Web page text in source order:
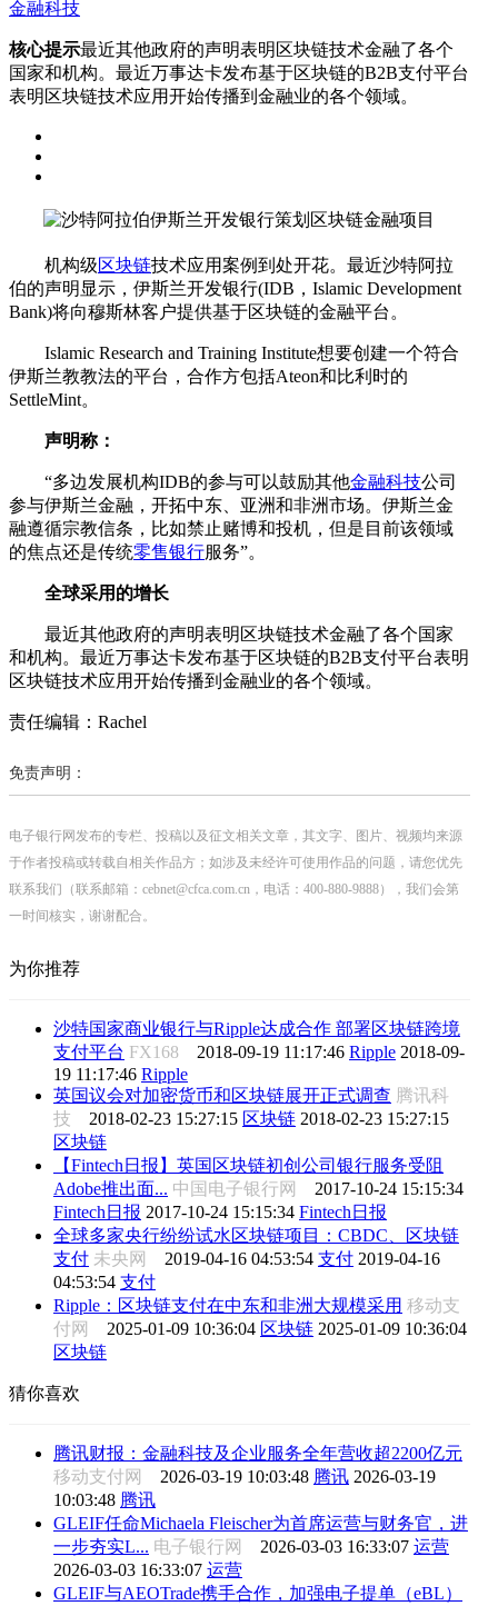
金融科技
核心提示最近其他政府的声明表明区块链技术金融了各个
国家和机构。最近万事达卡发布基于区块链的B2B支付平台
表明区块链技术应用开始传播到金融业的各个领域。
机构级区块链技术应用案例到处开花。最近沙特阿拉
伯的声明显示，伊斯兰开发银行(IDB，Islamic Development
Bank)将向穆斯林客户提供基于区块链的金融平台。
Islamic Research and Training Institute想要创建一个符合
伊斯兰教教法的平台，合作方包括Ateon和比利时的
SettleMint。
声明称：
“多边发展机构IDB的参与可以鼓励其他金融科技公司
参与伊斯兰金融，开拓中东、亚洲和非洲市场。伊斯兰金
融遵循宗教信条，比如禁止赌博和投机，但是目前该领域
的焦点还是传统零售银行服务”。
全球采用的增长
最近其他政府的声明表明区块链技术金融了各个国家
和机构。最近万事达卡发布基于区块链的B2B支付平台表明
区块链技术应用开始传播到金融业的各个领域。
责任编辑：Rachel
免责声明：
电子银行网发布的专栏、投稿以及征文相关文章，其文字、图片、视频均来源
于作者投稿或转载自相关作品方；如涉及未经许可使用作品的问题，请您优先
联系我们（联系邮箱：cebnet@cfca.com.cn，电话：400-880-9888），我们会第
一时间核实，谢谢配合。
为你推荐
沙特国家商业银行与Ripple达成合作 部署区块链跨境
支付平台 FX168 2018-09-19 11:17:46 Ripple 2018-09-
19 11:17:46 Ripple
英国议会对加密货币和区块链展开正式调查 腾讯科
技 2018-02-23 15:27:15 区块链 2018-02-23 15:27:15
区块链
【Fintech日报】英国区块链初创公司银行服务受阻
Adobe推出面... 中国电子银行网 2017-10-24 15:15:34
Fintech日报 2017-10-24 15:15:34 Fintech日报
全球多家央行纷纷试水区块链项目：CBDC、区块链
支付 未央网 2019-04-16 04:53:54 支付 2019-04-16
04:53:54 支付
Ripple：区块链支付在中东和非洲大规模采用 移动支
付网 2025-01-09 10:36:04 区块链 2025-01-09 10:36:04
区块链
猜你喜欢
腾讯财报：金融科技及企业服务全年营收超2200亿元
移动支付网 2026-03-19 10:03:48 腾讯 2026-03-19
10:03:48 腾讯
GLEIF任命Michaela Fleischer为首席运营与财务官，进
一步夯实L... 电子银行网 2026-03-03 16:33:07 运营
2026-03-03 16:33:07 运营
GLEIF与AEOTrade携手合作，加强电子提单（eBL）